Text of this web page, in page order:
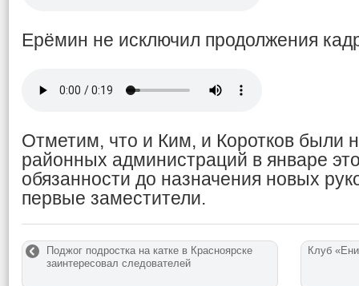
Ерёмин не исключил продолжения
Отметим, что и Ким, и Коротков были
районных администраций в январе
обязанности до назначения новых
первые заместители.
Поджог подростка на катке в Красноярске
заинтересовал следователей
Клуб